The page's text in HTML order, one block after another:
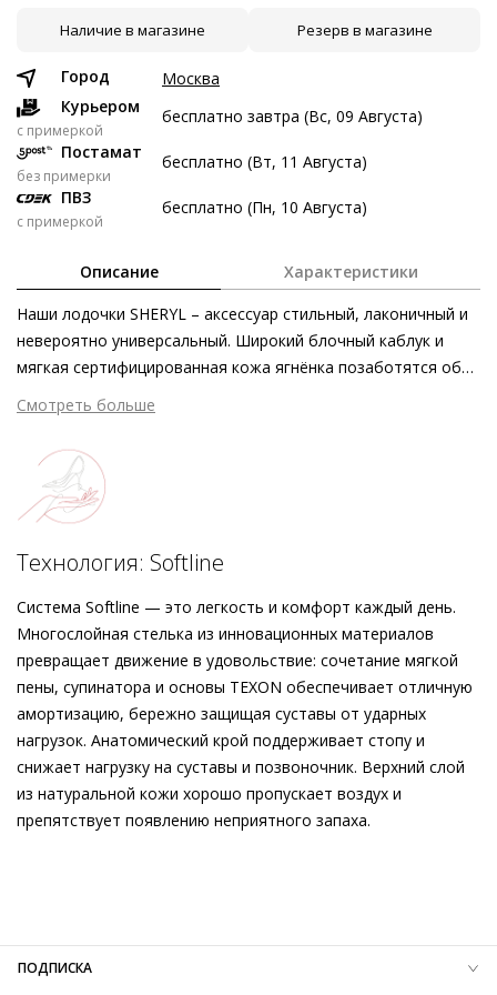
8 авг
22 авг
19 сен
Без переплат
Долями
Разделите стоимость покупки
Заплатите сейчас только часть, а оставшееся будем
Затем по 3 747 ₽ раз в 2 недели
Подробнее о сервисе можно узнать на
Наличие в магазине Резерв в магазине
Город
Москва
Курьером
c примеркой
бесплатно завтра (Вс, 09 Августа)
Постамат
без примерки
бесплатно (Вт, 11 Августа)
ПВЗ
с примеркой
бесплатно (Пн, 10 Августа)
Описание Характеристики
Наши лодочки SHERYL – аксессуар стильный, лаконичный и
невероятно универсальный. Широкий блочный каблук и
мягкая сертифицированная кожа ягнёнка позаботятся об
уверенности в каждом шаге – лодочки будут надёжным
спутником в течение всего дня. Модель одинаково
великолепно дополняет как наряды с брюками, так и
образы на основе юбок или брючных костюмов.
Смотреть больше
Технология: Softline
Система Softline — это легкость и комфорт каждый день.
Многослойная стелька из инновационных материалов
превращает движение в удовольствие: сочетание мягкой
пены, супинатора и основы TEXON обеспечивает отличную
амортизацию, бережно защищая суставы от ударных
нагрузок. Анатомический крой поддерживает стопу и
снижает нагрузку на суставы и позвоночник. Верхний слой
из натуральной кожи хорошо пропускает воздух и
препятствует появлению неприятного запаха.
Материал подошвы Резиновая подошва с защитой от
скольжения
ПОДПИСКА